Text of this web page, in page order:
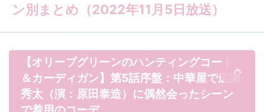
ン別まとめ（2022年11月5日放送）
【オリーブグリーンのハンティングコート
＆カーディガン】第5話序盤：中華屋で広瀬
秀太（演：原田泰造）に偶然会ったシーン